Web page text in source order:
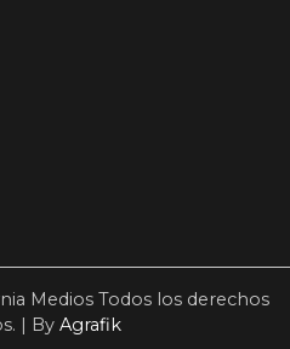
Medios Todos los derechos
| By Agrafik